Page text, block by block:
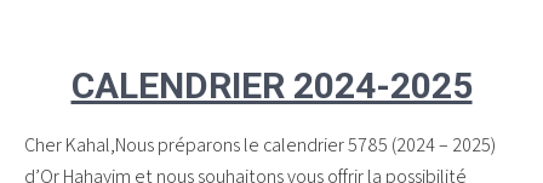
CALENDRIER 2024-2025
Cher Kahal,Nous préparons le calendrier 5785 (2024 – 2025)
d’Or Hahayim et nous souhaitons vous offrir la possibilité